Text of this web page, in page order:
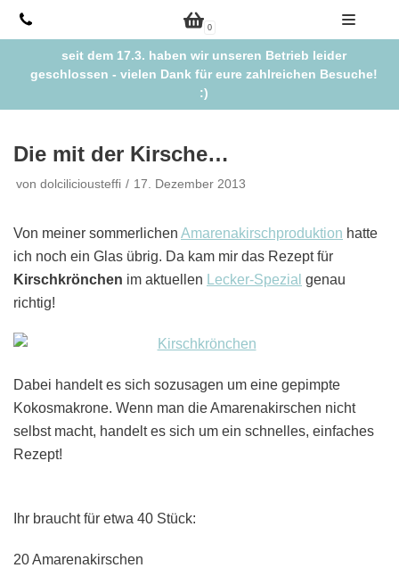
Zum
Inhalt
springen
0
seit dem 17.3. haben wir unseren Betrieb leider
geschlossen - vielen Dank für eure zahlreichen Besuche!
:)
Die mit der Kirsche…
von dolciliciousteffi 17. Dezember 2013
Von meiner sommerlichen Amarenakirschproduktion hatte
ich noch ein Glas übrig. Da kam mir das Rezept für
Kirschkrönchen im aktuellen Lecker-Spezial genau
richtig!
Dabei handelt es sich sozusagen um eine gepimpte
Kokosmakrone. Wenn man die Amarenakirschen nicht
selbst macht, handelt es sich um ein schnelles, einfaches
Rezept!
Ihr braucht für etwa 40 Stück:
20 Amarenakirschen